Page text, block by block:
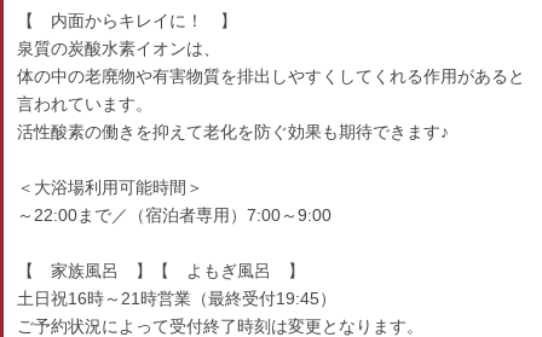
【 内面からキレイに！ 】
泉質の炭酸水素イオンは、
体の中の老廃物や有害物質を排出しやすくしてくれる作用があると
言われています。
活性酸素の働きを抑えて老化を防ぐ効果も期待できます♪
＜大浴場利用可能時間＞
～22:00まで／（宿泊者専用）7:00～9:00
【 家族風呂 】【 よもぎ風呂 】
土日祝16時～21時営業（最終受付19:45）
ご予約状況によって受付終了時刻は変更となります。